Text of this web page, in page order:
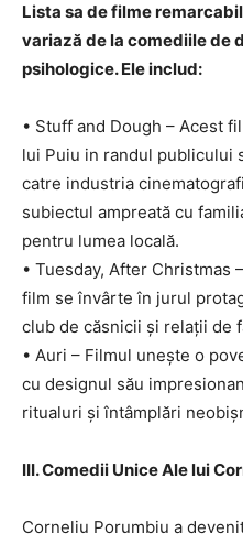
Lista sa de filme
variază de la comediile de
psihologice. Ele includ:
• Stuff and Dough – Acest
lui Puiu in randul publicului
catre industria
subiectul ampreată cu
pentru lumea locală.
• Tuesday, After Christmas
film se învârte în jurul
club de căsnicii și relații de
• Auri – Filmul unește o
cu designul său
ritualuri și întâmplări
III. Comedii Unice Ale lui
Corneliu Porumbiu a